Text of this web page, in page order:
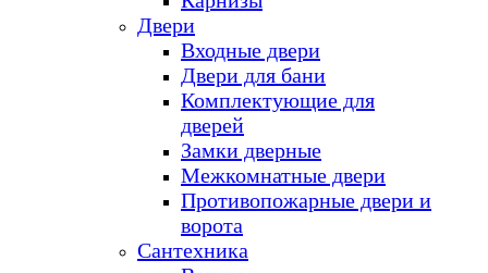
Двери
Входные двери
Двери для бани
Комплектующие для
дверей
Замки дверные
Межкомнатные двери
Противопожарные двери и
ворота
Сантехника